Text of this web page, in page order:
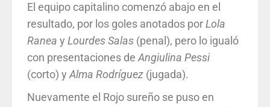
El equipo capitalino comenzó abajo en el
resultado, por los goles anotados porLola
Ranea y Lourdes Salas (penal), pero lo igualó
con presentaciones de Angiulina Pessi
(corto) y Alma Rodríguez (jugada).
Nuevamente el Rojo sureño se puso en